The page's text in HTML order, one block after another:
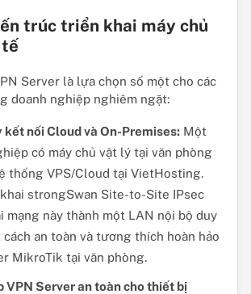
trúc triển khai máy chủ
Server là lựa chọn số một cho các
doanh nghiệp nghiêm ngặt:
kết nối Cloud và On-Premises:Một
có máy chủ vật lý tại văn phòng
thống VPS/Cloud tại VietHosting.
strongSwan Site-to-Site IPsec
mạng này thành một LAN nội bộ duy
cách an toàn và tương thích hoàn hảo
MikroTik tại văn phòng.
VPN Server an toàn cho thiết bị